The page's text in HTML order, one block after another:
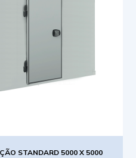
STANDARD 5000 X 5000